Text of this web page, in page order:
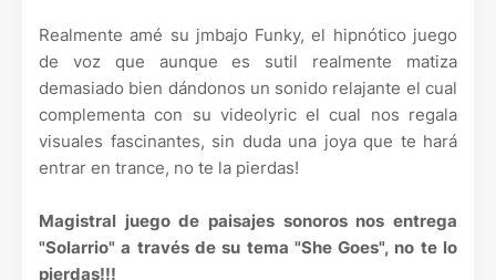
Realmente amé su jmbajo Funky, el hipnótico juego
de voz que aunque es sutil realmente matiza
demasiado bien dándonos un sonido relajante el cual
complementa con su videolyric el cual nos regala
visuales fascinantes, sin duda una joya que te hará
entrar en trance, no te la pierdas!
Magistral juego de paisajes sonoros nos entrega
"Solarrio" a través de su tema "She Goes", no te lo
pierdas!!!